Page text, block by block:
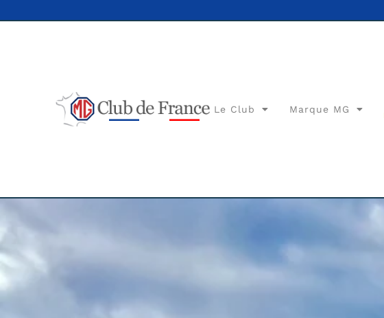
Le Club Marque MG